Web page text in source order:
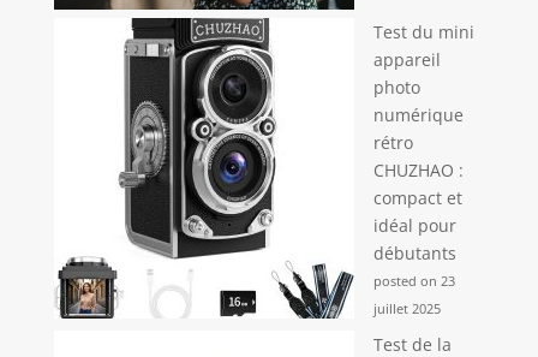
Test du mini
appareil
photo
numérique
rétro
CHUZHAO :
compact et
idéal pour
débutants
posted on 23
juillet 2025
Test de la